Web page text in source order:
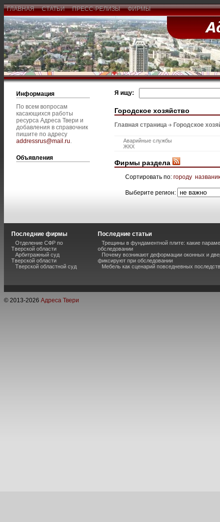
ГЛАВНАЯ СТАТЬИ ПРЕСС-РЕЛИЗЫ ФИРМЫ
Информация
По всем вопросам
касающихся работы
ресурса Адреса Твери и
добавления в справочник
пишите по адресу
addressrus@mail.ru.
Объявления
Я ищу:
Городское хозяйство
Главная страница Городское
Аварийные службы
ЖКХ
Фирмы раздела
Сортировать по: городу
Выберите регион:
Последние фирмы
Отделение СФР по
Тверской области
Арбитражный суд
Тверской области
Тверской областной суд
Последние статьи
Трещины в фундаментной плите: какие
обследовании
Почему возникают деформации оконных и
фиксируют при обследовании
Мебель как сценарий повседневных
© 2013-2026 Адреса Твери